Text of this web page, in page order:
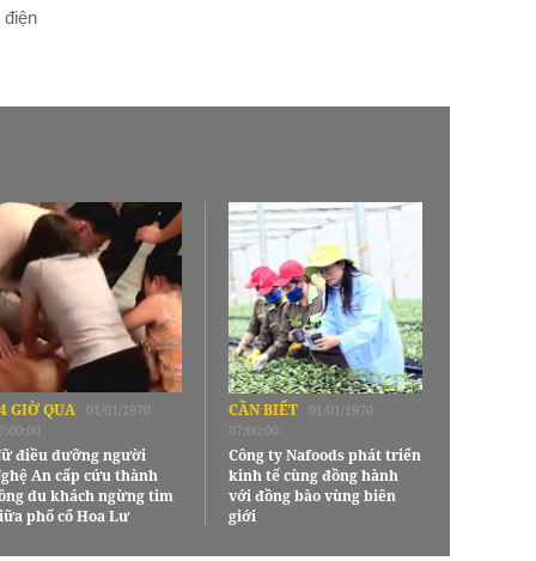
GIỜ QUA
01/01/1970
điều dưỡng người
An cấp cứu thành
du khách ngừng tim
phố cổ Hoa Lư
CẦN BIẾT
01/01/1970
07:00:00
Công ty Nafoods phát triển
kinh tế cùng đồng hành
với đồng bào vùng biên
giới